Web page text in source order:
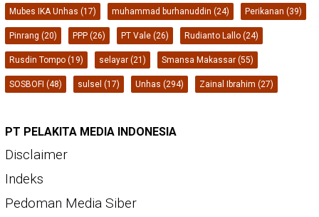
Mubes IKA Unhas (17) muhammad burhanuddin (24) Perikanan (39)
Pinrang (20) PPP (26) PT Vale (26) Rudianto Lallo (24)
Rusdin Tompo (19) selayar (21) Smansa Makassar (55)
SOSBOFI (48) sulsel (17) Unhas (294) Zainal Ibrahim (27)
PT PELAKITA MEDIA INDONESIA
Disclaimer
Indeks
Pedoman Media Siber